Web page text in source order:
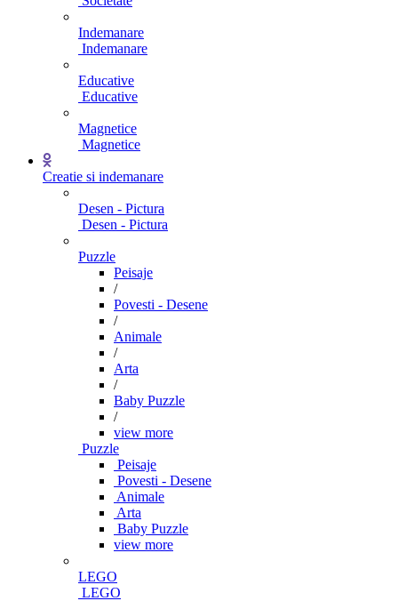
Indemanare
Indemanare
Educative
Educative
Magnetice
Magnetice
Creatie si indemanare
Desen - Pictura
Desen - Pictura
Puzzle
Peisaje
/
Povesti - Desene
/
Animale
/
Arta
/
Baby Puzzle
/
view more
Puzzle
Peisaje
Povesti - Desene
Animale
Arta
Baby Puzzle
view more
LEGO
LEGO